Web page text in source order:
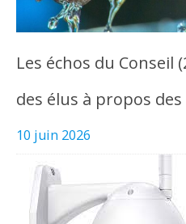
Les échos du Conseil
des élus à propos
10 juin 2026